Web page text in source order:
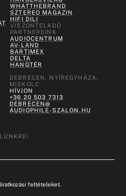
WHATTHEBRAND
SZTEREO MAGAZIN
HIFI DILI
VISZONTELADÓ
PARTNEREINK
AUDIOCENTRUM
AV-LAND
BARTIMEX
DELTA
HANGTÉR
DEBRECEN, NYÍREGYHÁZA,
MISKOLC
HÍVJON
+36 20 503 7313
DEBRECEN@
AUDIOPHILE-SZALON.HU
feltételeket.